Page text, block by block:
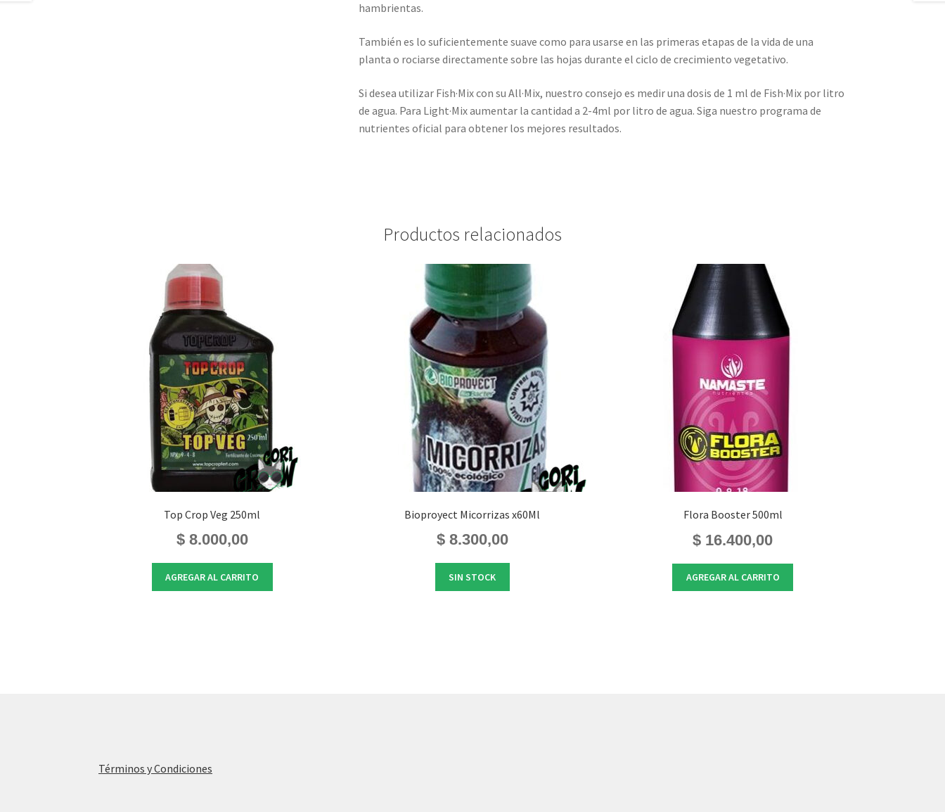
hambrientas.
También es lo suficientemente suave como para usarse en las primeras etapas de la vida de una
planta o rociarse directamente sobre las hojas durante el ciclo de crecimiento vegetativo.
Si desea utilizar Fish·Mix con su All·Mix, nuestro consejo es medir una dosis de 1 ml de Fish·Mix por litro
de agua. Para Light·Mix aumentar la cantidad a 2-4ml por litro de agua. Siga nuestro programa de
nutrientes oficial para obtener los mejores resultados.
Productos relacionados
Top Crop Veg 250ml
$8.000,00
AGREGAR AL CARRITO
Bioproyect Micorrizas x60Ml
$8.300,00
SIN STOCK
Flora Booster 500ml
$ 16.400,00
AGREGAR AL CARRITO
Términos y Condiciones